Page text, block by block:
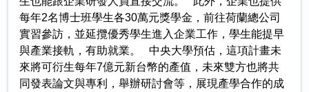
每年2名博士班學生各30萬元獎學金，前往荷蘭總公司
實習參訪，並延攬優秀學生進入企業工作，學生能提早
與產業接軌，有助就業。 中央大學預估，這項計畫未
來將可衍生每年7億元新台幣的產值，未來雙方也將共
同發表論文與專利，舉辦研討會等，展現產學合作的成